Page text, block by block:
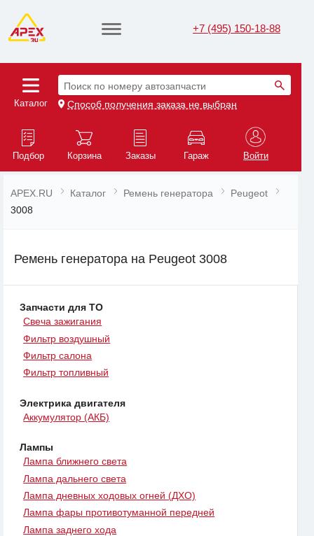
+7 (495) 150-18-88
Каталог
Поиск по номеру автозапчасти
Способ получения заказа не выбран
Подбор Корзина Заказы Гараж Войти
APEX.RU Каталог Ремень генератора
Peugeot
3008
Ремень генератора на Peugeot 3008
Запчасти для ТО
Свеча зажигания
Фильтр воздушный
Фильтр салона
Фильтр топливный
Электрика двигателя
Аккумулятор (АКБ)
Лампы
Лампа ближнего света
Лампа дальнего света
Лампа дневных ходовых огней (ДХО)
Лампа фары противотуманной передней
Лампа заднего хода